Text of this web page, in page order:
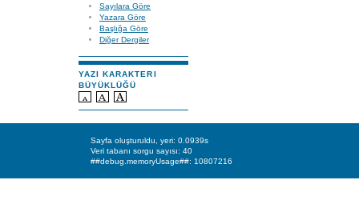
Sayılara Göre
Yazara Göre
Başlığa Göre
Diğer Dergiler
YAZI KARAKTERI
BÜYÜKLÜĞÜ
Sayfa oluşturuldu, yeri: 0.0939s
Veri tabanı sorgu sayısı: 40
##debug.memoryUsage##: 10807216